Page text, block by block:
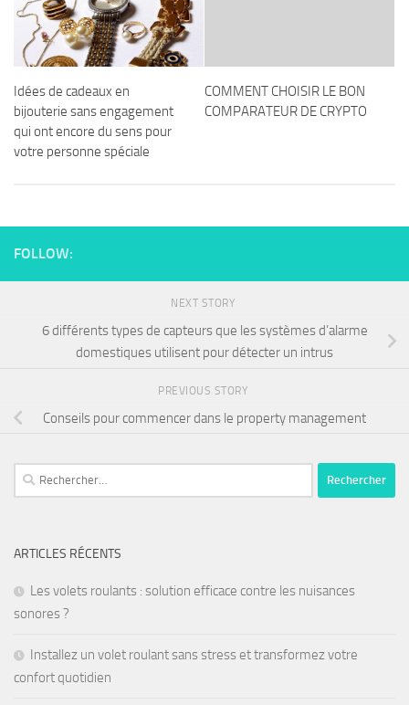
Idées de cadeaux en
bijouterie sans engagement
qui ont encore du sens pour
votre personne spéciale
COMMENT CHOISIR LE BON
COMPARATEUR DE CRYPTO
FOLLOW:
NEXT STORY
6 différents types de capteurs que les systèmes d’alarme
domestiques utilisent pour détecter un intrus
PREVIOUS STORY
Conseils pour commencer dans le property management
ARTICLES RÉCENTS
Les volets roulants : solution efficace contre les nuisances
sonores ?
Installez un volet roulant sans stress et transformez votre
confort quotidien